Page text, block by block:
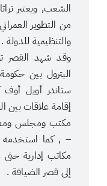
الشعب, ويعتبر
من التطوير
والتنظيمية للدولة .
وقد شهد القصر
البترول بين
إقامة علاقات بين
مكتب ومجلس
– , كما
إلى قصر الضيافة .